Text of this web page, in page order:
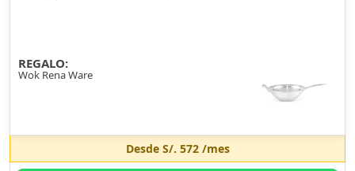
REGALO:
Wok Rena Ware
Desde S/. 572/mes